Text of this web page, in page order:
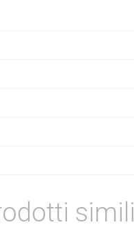
simili